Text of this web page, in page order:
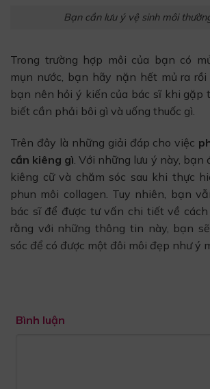
Bạn cần lưu ý vệ sinh môi
Trong trường hợp môi của bạn có
mụn nước, bạn hãy nặn hết mủ ra
bạn nên hỏi ý kiến của bác sĩ khi gặp
biết cần phải bôi gì và uống thuốc gì.
Trên đây là những giải đáp cho việc
cần kiêng gì . Với những lưu ý này,
kiêng cữ và chăm sóc sau khi thực
phun môi collagen. Tuy nhiên, bạn
bác sĩ để được tư vấn chi tiết về cách
rằng với những thông tin này, bạn
sóc để có được một đôi môi đẹp như ý
Bình luận